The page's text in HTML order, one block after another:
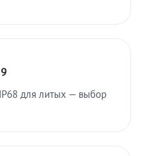
для литых — выбор